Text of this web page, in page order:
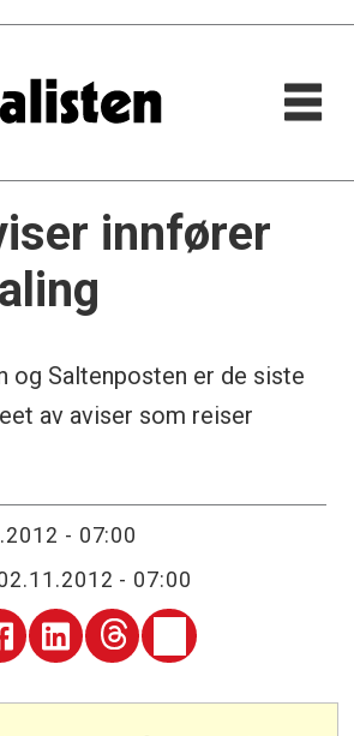
innfører
og Saltenposten er de siste
av aviser som reiser
- 07:00
02.11.2012 - 07:00